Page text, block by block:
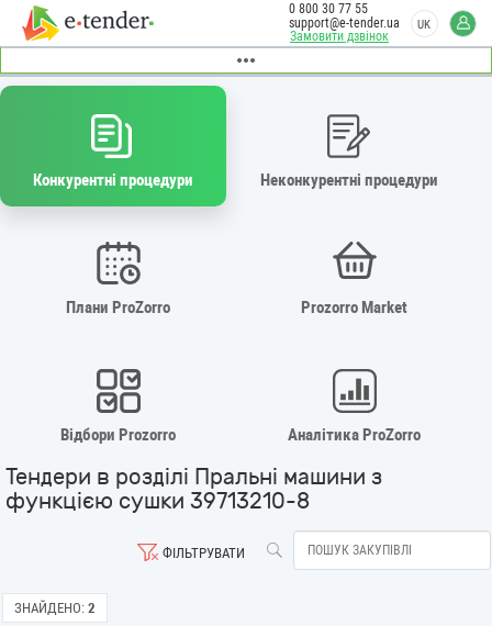
Замовити дзвінок
0 800 30 77 55
support@e-tender.ua
UK
Конкурентні процедури Неконкурентні процедури
Плани ProZorro Prozorro Market
Відбори Prozorro Аналітика ProZorro
Тендери в розділі Пральні машини з
функцією сушки 39713210-8
ФІЛЬТРУВАТИ
ЗНАЙДЕНО: 2